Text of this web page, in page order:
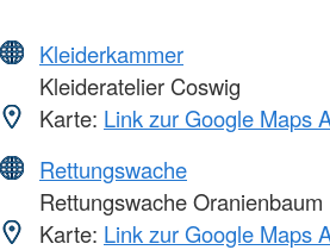
Kleiderkammer
Kleideratelier Coswig
Karte: Link zur Google Maps
Rettungswache
Rettungswache Oranienbaum
Karte: Link zur Google Maps